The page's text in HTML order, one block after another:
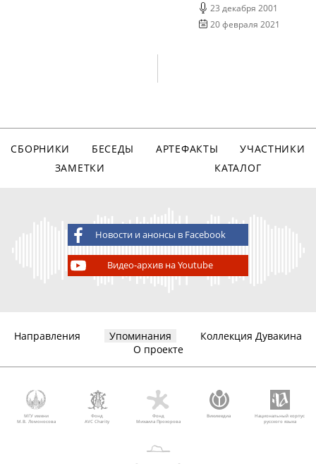
23 декабря 2001
20 февраля 2021
СБОРНИКИ БЕСЕДЫ АРТЕФАКТЫ
УЧАСТНИКИ
ЗАМЕТКИ
КАТАЛОГ
Новости и анонсы в Facebook
Видео-архив на Youtube
Направления Упоминания
Коллекция Дувакина
О проекте
МГУ имени
М.В. Ломоносова
Фонд
AVC Charity
Фонд
Михаила Прохорова
Викимедиа
Национальный корпус
русского языка